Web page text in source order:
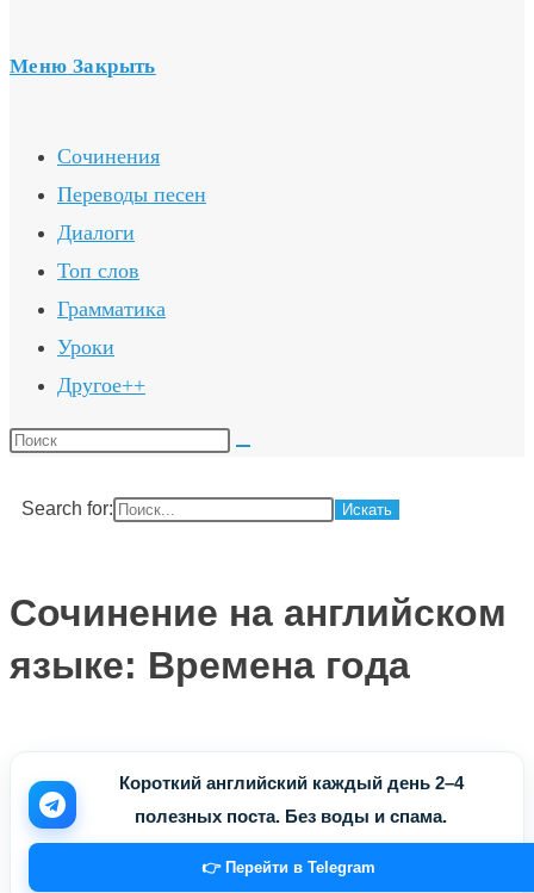
Меню Закрыть
Сочинения
Переводы песен
Диалоги
Топ слов
Грамматика
Уроки
Другое++
Поиск
сайте
Search for:
Сочинение на английском
языке: Времена года
Короткий английский каждый день 2–4
полезных поста. Без воды и спама.
👉 Перейти в Telegram